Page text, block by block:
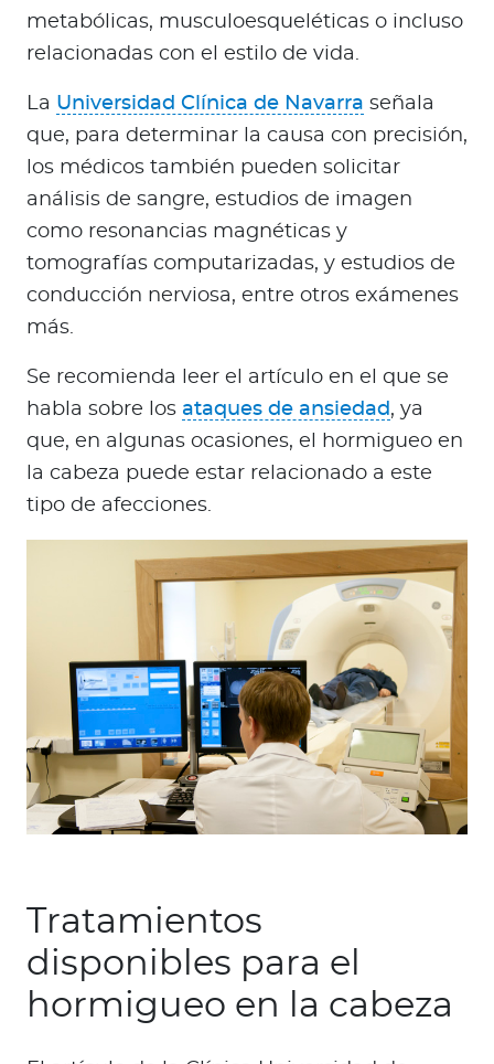
metabólicas, musculoesqueléticas o incluso
relacionadas con el estilo de vida.
La Universidad Clínica de Navarra señala
que, para determinar la causa con precisión,
los médicos también pueden solicitar
análisis de sangre, estudios de imagen
como resonancias magnéticas y
tomografías computarizadas, y estudios de
conducción nerviosa, entre otros exámenes
más.
Se recomienda leer el artículo en el que se
habla sobre los ataques de ansiedad, ya
que, en algunas ocasiones, el hormigueo en
la cabeza puede estar relacionado a este
tipo de afecciones.
Tratamientos
disponibles para el
hormigueo en la cabeza